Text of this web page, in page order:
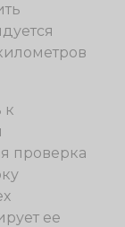
к
проверка
ее